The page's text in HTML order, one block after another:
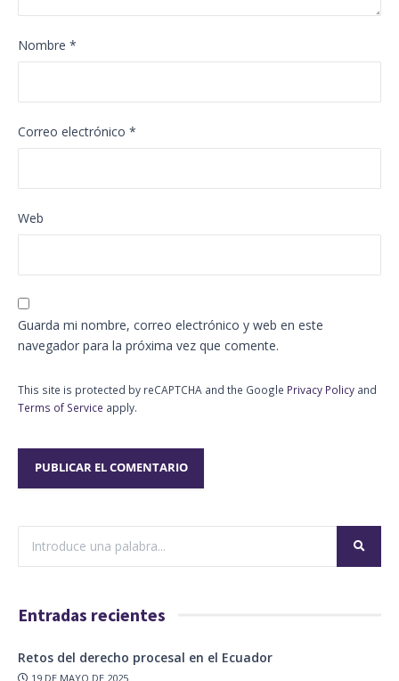
Nombre *
Correo electrónico *
Web
Guarda mi nombre, correo electrónico y web en este
navegador para la próxima vez que comente.
This site is protected by reCAPTCHA and the Google Privacy Policy and
Terms of Service apply.
Entradas recientes
Retos del derecho procesal en el Ecuador
19 DE MAYO DE 2025